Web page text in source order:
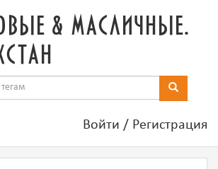
& масличные.
Войти / Регистрация